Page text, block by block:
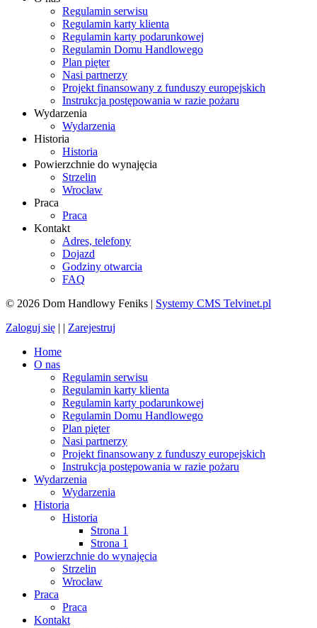
Regulamin serwisu
Regulamin karty klienta
Regulamin karty podarunkowej
Regulamin Domu Handlowego
Plan pięter
Nasi partnerzy
Projekt finansowany z funduszy europejskich
Instrukcja postępowania w razie pożaru
Wydarzenia
Wydarzenia
Historia
Historia
Powierzchnie do wynajęcia
Strzelin
Wrocław
Praca
Praca
Kontakt
Adres, telefony
Dojazd
Godziny otwarcia
FAQ
© 2026 Dom Handlowy Feniks | Systemy CMS Telvinet.pl
Zaloguj się | | Zarejestruj
Home
O nas
Regulamin serwisu
Regulamin karty klienta
Regulamin karty podarunkowej
Regulamin Domu Handlowego
Plan pięter
Nasi partnerzy
Projekt finansowany z funduszy europejskich
Instrukcja postępowania w razie pożaru
Wydarzenia
Wydarzenia
Historia
Historia
Strona 1
Strona 1
Powierzchnie do wynajęcia
Strzelin
Wrocław
Praca
Praca
Kontakt